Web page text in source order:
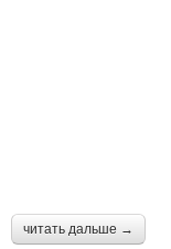
читать дальше →